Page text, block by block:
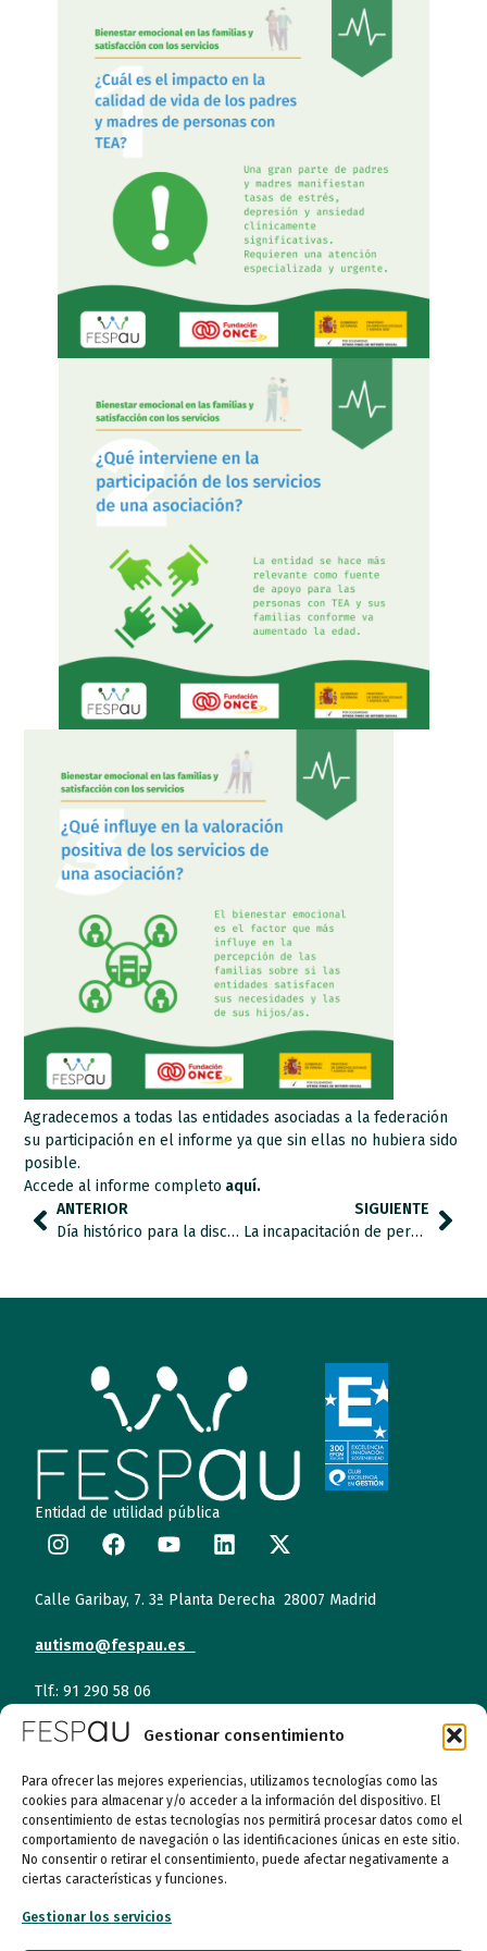
Gestionar consentimiento
Para ofrecer las mejores experiencias, utilizamos tecnologías como las
cookies para almacenar y/o acceder a la información del dispositivo. El
consentimiento de estas tecnologías nos permitirá procesar datos como el
comportamiento de navegación o las identificaciones únicas en este sitio.
No consentir o retirar el consentimiento, puede afectar negativamente a
ciertas características y funciones.
Gestionar los servicios
Agradecemos a todas las entidades asociadas a la federación
su participación en el informe ya que sin ellas no hubiera sido
posible.
Accede al informe completo aquí.
ANTERIOR
Día histórico para la discapacidad y lo social en España.
SIGUIENTE
La incapacitación de personas con discapacidad, suprimida de manera definitiva
Entidad de utilidad pública
Calle Garibay, 7. 3ª Planta Derecha 28007 Madrid
autismo@fespau.es
Tlf.: 91 290 58 06
Lunes a miércoles
09:00 a 16:00
Jueves (online)